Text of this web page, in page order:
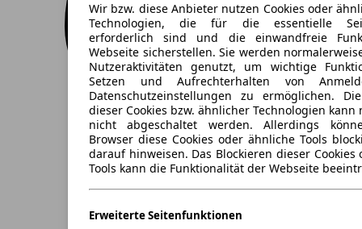
Wir bzw. diese Anbieter nutzen Cookies oder
Technologien, die für die essentielle
erforderlich sind und die einwandfreie
Webseite sicherstellen. Sie werden
Nutzeraktivitäten genutzt, um wichtige
Setzen und Aufrechterhalten von
Datenschutzeinstellungen zu ermöglichen.
dieser Cookies bzw. ähnlicher Technologien kann
nicht abgeschaltet werden. Allerdings
Browser diese Cookies oder ähnliche Tools
darauf hinweisen. Das Blockieren dieser
Tools kann die Funktionalität der Webseite
Erweiterte Seitenfunktionen